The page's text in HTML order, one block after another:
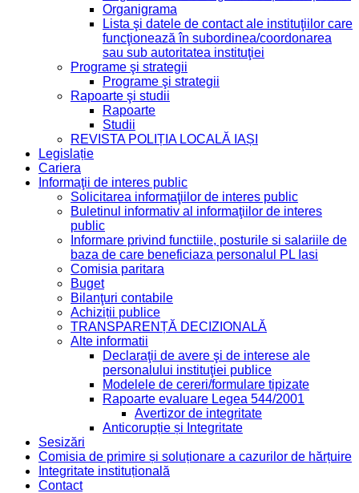
Organigrama
Lista şi datele de contact ale instituţiilor care
funcţionează în subordinea/coordonarea
sau sub autoritatea instituţiei
Programe şi strategii
Programe şi strategii
Rapoarte şi studii
Rapoarte
Studii
REVISTA POLIȚIA LOCALĂ IAȘI
Legislație
Cariera
Informaţii de interes public
Solicitarea informaţiilor de interes public
Buletinul informativ al informaţiilor de interes
public
Informare privind functiile, posturile si salariile de
baza de care beneficiaza personalul PL Iasi
Comisia paritara
Buget
Bilanţuri contabile
Achiziții publice
TRANSPARENȚĂ DECIZIONALĂ
Alte informatii
Declaraţii de avere şi de interese ale
personalului instituţiei publice
Modelele de cereri/formulare tipizate
Rapoarte evaluare Legea 544/2001
Avertizor de integritate
Anticorupție și Integritate
Sesizări
Comisia de primire și soluționare a cazurilor de hărțuire
Integritate instituțională
Contact